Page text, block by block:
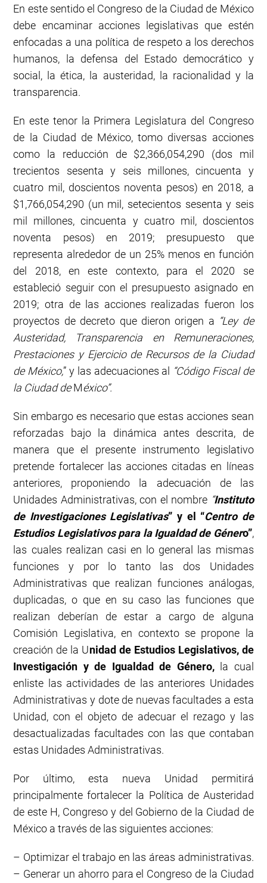
En este sentido el Congreso de la Ciudad de México
debe encaminar acciones legislativas que estén
enfocadas a una política de respeto a los derechos
humanos, la defensa del Estado democrático y
social, la ética, la austeridad, la racionalidad y la
transparencia.
En este tenor la Primera Legislatura del Congreso
de la Ciudad de México, tomo diversas acciones
como la reducción de $2,366,054,290 (dos mil
trecientos sesenta y seis millones, cincuenta y
cuatro mil, doscientos noventa pesos) en 2018, a
$1,766,054,290 (un mil, setecientos sesenta y seis
mil millones, cincuenta y cuatro mil, doscientos
noventa pesos) en 2019; presupuesto que
representa alrededor de un 25% menos en función
del 2018, en este contexto, para el 2020 se
estableció seguir con el presupuesto asignado en
2019; otra de las acciones realizadas fueron los
proyectos de decreto que dieron origen a “Ley de
Austeridad, Transparencia en Remuneraciones,
Prestaciones y Ejercicio de Recursos de la Ciudad
de México,” y las adecuaciones al
“Código Fiscal de
la Ciudad deMéxico”.
Sin embargo es necesario que estas acciones sean
reforzadas bajo la dinámica antes descrita, de
manera que el presente instrumento legislativo
pretende fortalecer las acciones citadas en líneas
anteriores, proponiendo la adecuación de las
Unidades Administrativas, con el nombre “Instituto
de Investigaciones Legislativas” y el “Centro de
Estudios Legislativos para la Igualdad de Género”,
las cuales realizan casi en lo general las mismas
funciones y por lo tanto las dos Unidades
Administrativas que realizan funciones análogas,
duplicadas, o que en su caso las funciones que
realizan deberían de estar a cargo de alguna
Comisión Legislativa, en contexto se propone la
creación de la Unidad de Estudios Legislativos, de
Investigación y de Igualdad de Género,
la cual
enliste las actividades de las anteriores Unidades
Administrativas y dote de nuevas facultades a esta
Unidad, con el objeto de adecuar el rezago y las
desactualizadas facultades con las que contaban
estas Unidades Administrativas.
Por último, esta nueva Unidad permitirá
principalmente fortalecer la Política de Austeridad
de este H, Congreso y del Gobierno de la Ciudad de
México a través de las siguientes acciones:
– Optimizar el trabajo en las áreas administrativas.
– Generar un ahorro para el Congreso de la Ciudad